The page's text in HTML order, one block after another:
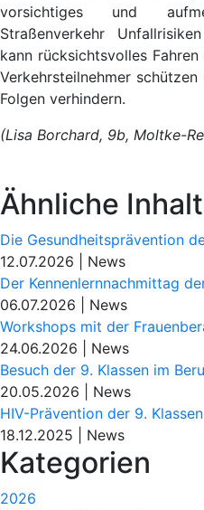
vorsichtiges und
Straßenverkehr
kann rücksichtsvolles
Verkehrsteilnehmer
Folgen verhindern.
(Lisa Borchard, 9b, Moltke-
Ähnliche
Die Gesundheitsprävention
12.07.2026
News
Der Kennenlernnachmittag
06.07.2026
News
Workshops mit der
24.06.2026
News
Besuch der 9. Klassen im
20.05.2026
News
HIV-Prävention der 9. Klassen
18.12.2025
News
Kategorien
2026